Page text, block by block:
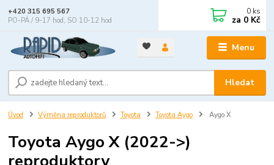
Menu
Hledat
+420 315 695 567
PO-PÁ / 9-17 hod, SO 10-12 hod
0 ks
za 0 Kč
Úvod Výměna reproduktorů Toyota Toyota Aygo Aygo X
Toyota Aygo X (2022->)